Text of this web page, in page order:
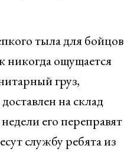
тыла для бойцов
никогда ощущается
груз,
на склад
его переправят
службу ребята из